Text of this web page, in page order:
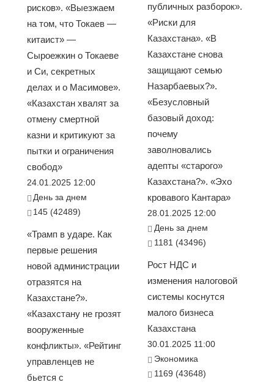
рисков». «Выезжаем
на том, что Токаев —
китаист» —
Сыроежкин о Токаеве
и Си, секретных
делах и о Масимове».
«Казахстан хвалят за
отмену смертной
казни и критикуют за
пытки и ограничения
свобод»
24.01.2025 12:00
День за днем
145 (42489)
«Трамп в ударе. Как
первые решения
новой администрации
отразятся на
Казахстане?».
«Казахстану не грозят
вооруженные
конфликты». «Рейтинг
управленцев не
бьется с
публичных разборок».
«Риски для
Казахстана». «В
Казахстане снова
защищают семью
Назарбаевых?».
«Безусловный
базовый доход:
почему
заволновались
адепты «старого»
Казахстана?». «Эхо
кровавого Кантара»
28.01.2025 12:00
День за днем
1181 (43496)
Рост НДС и
изменения налоговой
системы коснутся
малого бизнеса
Казахстана
30.01.2025 11:00
Экономика
1169 (43648)